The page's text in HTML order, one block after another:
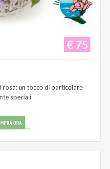
€ 75
rosa: un tocco di particolare
speciali